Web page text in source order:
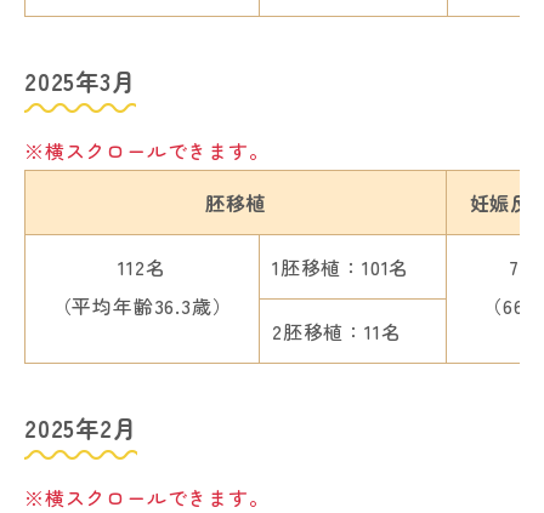
2025年3月
※横スクロールできます。
胚移植
妊娠反
112名
（平均年齢36.3歳）
1胚移植：101名
74
（
2胚移植：11名
2025年2月
※横スクロールできます。